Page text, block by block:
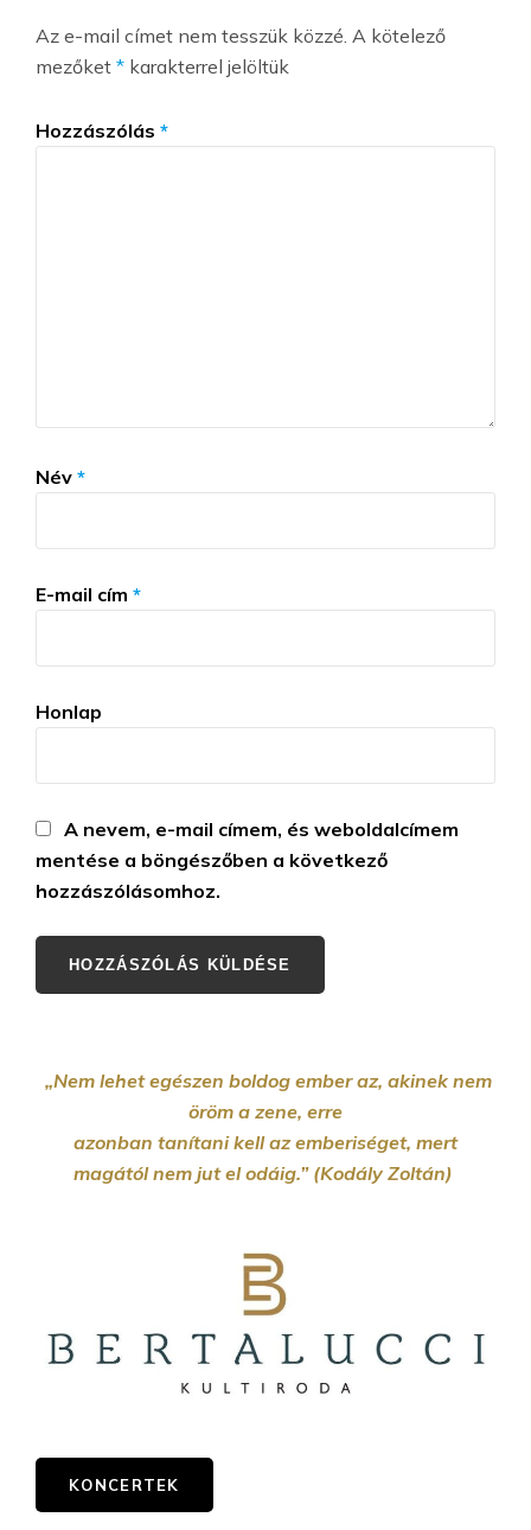
Az e-mail címet nem tesszük közzé. A kötelező
mezőket * karakterrel jelöltük
Hozzászólás *
Név *
E-mail cím *
Honlap
A nevem, e-mail címem, és weboldalcímem
mentése a böngészőben a következő
hozzászólásomhoz.
„Nem lehet egészen boldog ember az, akinek nem
öröm a zene, erre
azonban tanítani kell az emberiséget, mert
magától nem jut el odáig.” (Kodály Zoltán)
KONCERTEK